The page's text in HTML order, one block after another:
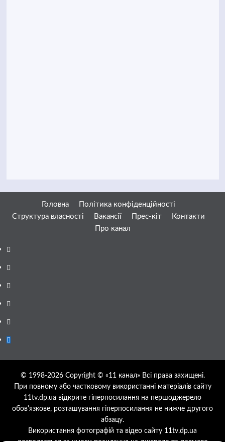
Головна
Політика конфіденційності
Структура власності
Вакансії Прес-кіт
Контакти
Про канал
Facebook
YouTube
Telegram
Instagram
Twitter
Google
© 1998-2026 Copyright © «11 канал» Всі права захищені.
При повному або частковому використанні матеріалів сайту
11tv.dp.ua відкрите гіперпосилання на першоджерело
обов'язкове, розташування гіперпосилання не нижче другого
абзацу.
Використання фотографій та відео сайту 11tv.dp.ua